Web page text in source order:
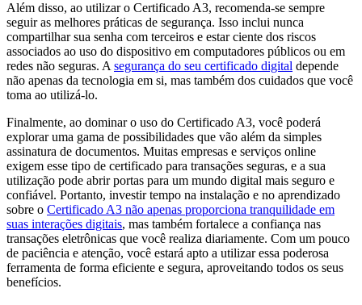
Além disso, ao utilizar o Certificado A3, recomenda-se sempre
seguir as melhores práticas de segurança. Isso inclui nunca
compartilhar sua senha com terceiros e estar ciente dos riscos
associados ao uso do dispositivo em computadores públicos ou em
redes não seguras. A segurança do seu certificado digital depende
não apenas da tecnologia em si, mas também dos cuidados que você
toma ao utilizá-lo.
Finalmente, ao dominar o uso do Certificado A3, você poderá
explorar uma gama de possibilidades que vão além da simples
assinatura de documentos. Muitas empresas e serviços online
exigem esse tipo de certificado para transações seguras, e a sua
utilização pode abrir portas para um mundo digital mais seguro e
confiável. Portanto, investir tempo na instalação e no aprendizado
sobre o Certificado A3 não apenas proporciona tranquilidade em
suas interações digitais, mas também fortalece a confiança nas
transações eletrônicas que você realiza diariamente. Com um pouco
de paciência e atenção, você estará apto a utilizar essa poderosa
ferramenta de forma eficiente e segura, aproveitando todos os seus
benefícios.